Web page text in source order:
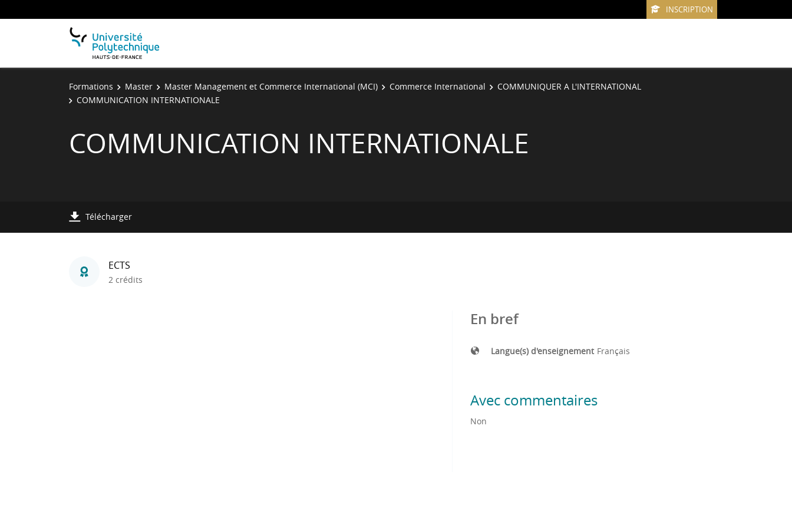
INSCRIPTION
Formations Master Master Management et Commerce International (MCI) Commerce International
COMMUNIQUER A L'INTERNATIONAL
COMMUNICATION INTERNATIONALE
COMMUNICATION INTERNATIONALE
Télécharger
ECTS
2 crédits
En bref
Langue(s) d'enseignement Français
Avec commentaires
Non